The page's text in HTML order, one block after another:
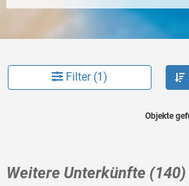
Filter (1)
Objekte
Weitere Unterkünfte (140)